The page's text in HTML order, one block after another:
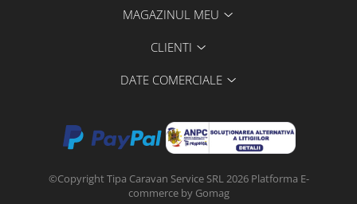
MAGAZINUL MEU
CLIENTI
DATE COMERCIALE
©Copyright Tipa Caravan Service SRL 2026 Platforma E-
commerce by Gomag